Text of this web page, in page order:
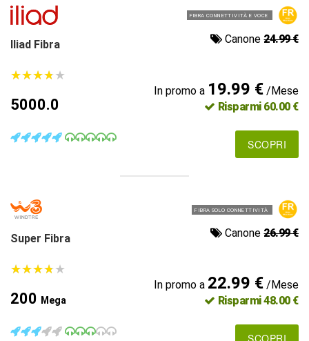
FIBRA CONNETTIVITÀ E VOCE
Iliad Fibra Canone24.99 €
★★★★★
★★★★★
5000.0
In promo a 19.99 €/Mese
Risparmi 60.00 €
SCOPRI
FIBRA SOLO CONNETTIVITÀ
Super Fibra Canone26.99 €
★★★★★
★★★★★
200 Mega
In promo a 22.99 €/Mese
Risparmi 48.00 €